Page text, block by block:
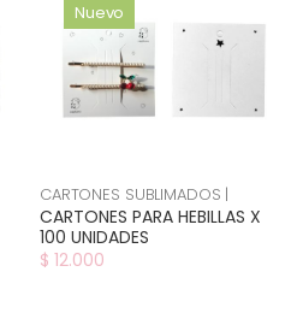
Nuevo
CARTONES SUBLIMADOS |
CARTONES PARA HEBILLAS X
100 UNIDADES
$ 12.000